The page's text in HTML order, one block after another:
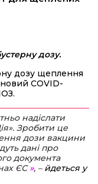
дозу.
дозу щеплення
COVID-
надіслати
Зробити це
дози вакцини
дані про
документа
ЄС», – йдеться у